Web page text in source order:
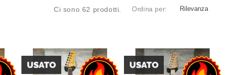
Ci sono 62 prodotti. Ordina per: Rilevanza